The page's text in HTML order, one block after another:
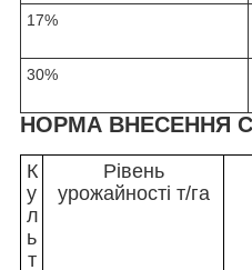
17%
30%
НОРМА ВНЕСЕННЯ
К
у
л
ь
т
Рівень
урожайності т/га